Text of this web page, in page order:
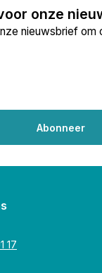
onze
nieuwsbrief om
Abonneer
17